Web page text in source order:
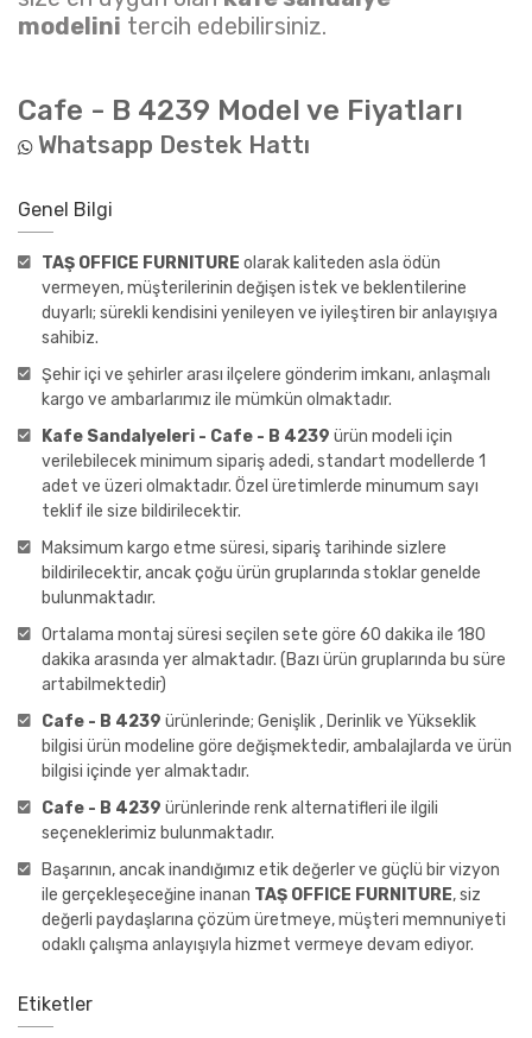
modelini tercih edebilirsiniz.
Cafe - B 4239 Model ve Fiyatları
Whatsapp Destek Hattı
Genel Bilgi
TAŞ OFFICE FURNITURE olarak kaliteden asla ödün
vermeyen, müşterilerinin değişen istek ve beklentilerine
duyarlı; sürekli kendisini yenileyen ve iyileştiren bir anlayışıya
sahibiz.
Şehir içi ve şehirler arası ilçelere gönderim imkanı, anlaşmalı
kargo ve ambarlarımız ile mümkün olmaktadır.
Kafe Sandalyeleri - Cafe - B 4239 ürün modeli için
verilebilecek minimum sipariş adedi, standart modellerde 1
adet ve üzeri olmaktadır. Özel üretimlerde minumum sayı
teklif ile size bildirilecektir.
Maksimum kargo etme süresi, sipariş tarihinde sizlere
bildirilecektir, ancak çoğu ürün gruplarında stoklar genelde
bulunmaktadır.
Ortalama montaj süresi seçilen sete göre 60 dakika ile 180
dakika arasında yer almaktadır. (Bazı ürün gruplarında bu süre
artabilmektedir)
Cafe - B 4239 ürünlerinde; Genişlik , Derinlik ve Yükseklik
bilgisi ürün modeline göre değişmektedir, ambalajlarda ve ürün
bilgisi içinde yer almaktadır.
Cafe - B 4239 ürünlerinde renk alternatifleri ile ilgili
seçeneklerimiz bulunmaktadır.
Başarının, ancak inandığımız etik değerler ve güçlü bir vizyon
ile gerçekleşeceğine inanan TAŞ OFFICE FURNITURE, siz
değerli paydaşlarına çözüm üretmeye, müşteri memnuniyeti
odaklı çalışma anlayışıyla hizmet vermeye devam ediyor.
Etiketler